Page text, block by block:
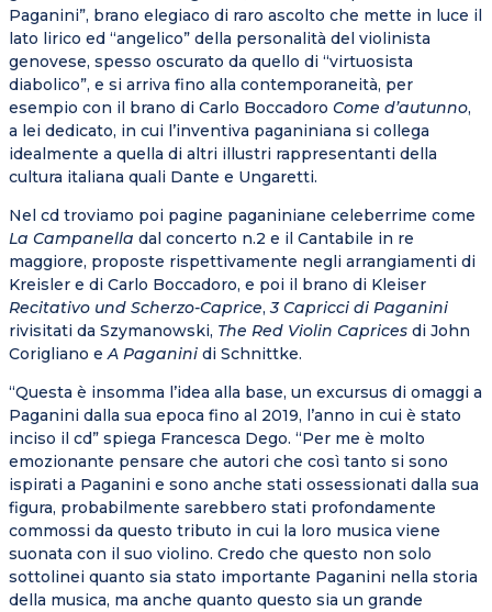
Paganini”, brano elegiaco di raro ascolto che mette in luce il
lato lirico ed “angelico” della personalità del violinista
genovese, spesso oscurato da quello di “virtuosista
diabolico”, e si arriva fino alla contemporaneità, per
esempio con il brano di Carlo Boccadoro Come d’autunno,
a lei dedicato, in cui l’inventiva paganiniana si collega
idealmente a quella di altri illustri rappresentanti della
cultura italiana quali Dante e Ungaretti.
Nel cd troviamo poi pagine paganiniane celeberrime come
La Campanella dal concerto n.2 e il Cantabile in re
maggiore, proposte rispettivamente negli arrangiamenti di
Kreisler e di Carlo Boccadoro, e poi il brano di Kleiser
Recitativo und Scherzo-Caprice,3 Capricci di Paganini
rivisitati da Szymanowski, The Red Violin Caprices di John
Corigliano eA Paganini di Schnittke.
“Questa è insomma l’idea alla base, un excursus di omaggi a
Paganini dalla sua epoca fino al 2019, l’anno in cui è stato
inciso il cd” spiega Francesca Dego. “Per me è molto
emozionante pensare che autori che così tanto si sono
ispirati a Paganini e sono anche stati ossessionati dalla sua
figura, probabilmente sarebbero stati profondamente
commossi da questo tributo in cui la loro musica viene
suonata con il suo violino. Credo che questo non solo
sottolinei quanto sia stato importante Paganini nella storia
della musica, ma anche quanto questo sia un grande